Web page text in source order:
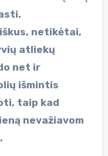
netikėtai,
atliekų
net ir
išmintis
taip kad
nevažiavom